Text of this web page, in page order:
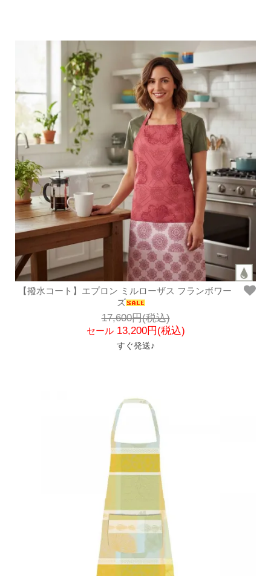
【撥水コート】エプロン ミルローザス フランボワー
ズ
17,600円(税込)
セール13,200円(税込)
すぐ発送♪